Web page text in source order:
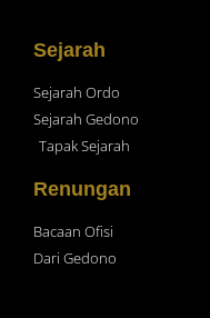
Sejarah
Sejarah Ordo
Sejarah Gedono
Tapak Sejarah
Renungan
Bacaan Ofisi
Dari Gedono